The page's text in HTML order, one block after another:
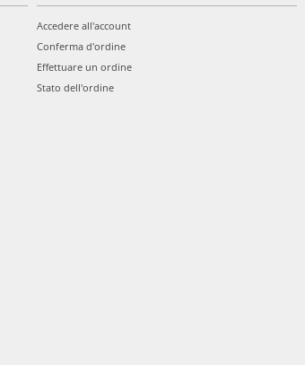
Accedere all'account
Conferma d'ordine
Effettuare un ordine
Stato dell'ordine